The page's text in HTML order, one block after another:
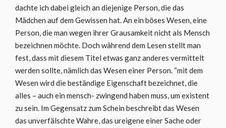
dachte ich dabei gleich an diejenige Person, die das
Mädchen auf dem Gewissen hat. An ein böses Wesen, eine
Person, die man wegen ihrer Grausamkeit nicht als Mensch
bezeichnen möchte. Doch während dem Lesen stellt man
fest, dass mit diesem Titel etwas ganz anderes vermittelt
werden sollte, nämlich das Wesen einer Person. “mit dem
Wesen wird die beständige Eigenschaft bezeichnet, die
alles – auch ein mensch- zwingend haben muss, um existent
zu sein. Im Gegensatz zum Schein beschreibt das Wesen
das unverfälschte Wahre, das ureigene einer Sache oder